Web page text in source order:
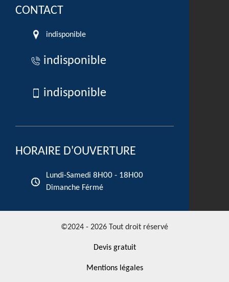
CONTACT
indisponible
indisponible
indisponible
HORAIRE D'OUVERTURE
Lundi-Samedi 8H00 - 18H00
Dimanche Férmé
©2024 - 2026 Tout droit réservé
Devis gratuit
Mentions légales